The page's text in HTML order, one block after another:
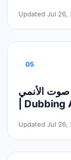
Updated Jul 26,
05
الأنمي
| Dubbing
Updated Jul 26,